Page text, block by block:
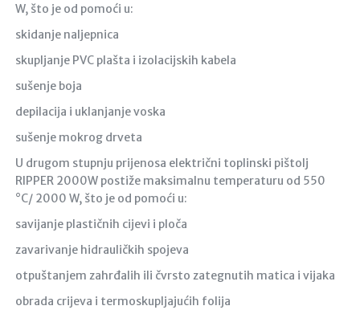
W, što je od pomoći u:
skidanje naljepnica
skupljanje PVC plašta i izolacijskih kabela
sušenje boja
depilacija i uklanjanje voska
sušenje mokrog drveta
U drugom stupnju prijenosa električni toplinski pištolj
RIPPER 2000W postiže maksimalnu temperaturu od 550
°C/ 2000 W, što je od pomoći u:
savijanje plastičnih cijevi i ploča
zavarivanje hidrauličkih spojeva
otpuštanjem zahrđalih ili čvrsto zategnutih matica i vijaka
obrada crijeva i termoskupljajućih folija